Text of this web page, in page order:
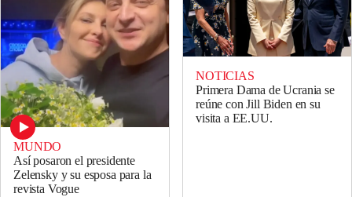
MUNDO
Así posaron el presidente
Zelensky y su esposa para la
revista Vogue
NOTICIAS
Primera Dama de Ucrania se
reúne con Jill Biden en su
visita a EE.UU.